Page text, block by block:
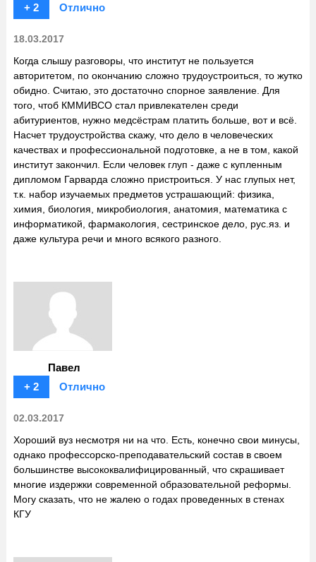
+ 2
Отлично
18.03.2017
Когда слышу разговоры, что институт не пользуется
авторитетом, по окончанию сложно трудоустроиться, то жутко
обидно. Считаю, это достаточно спорное заявление. Для
того, чтоб КММИВСО стал привлекателен среди
абитуриентов, нужно медсёстрам платить больше, вот и всё.
Насчет трудоустройства скажу, что дело в человеческих
качествах и профессиональной подготовке, а не в том, какой
институт закончил. Если человек глуп - даже с купленным
дипломом Гарварда сложно пристроиться. У нас глупых нет,
т.к. набор изучаемых предметов устрашающий: физика,
химия, биология, микробиология, анатомия, математика с
информатикой, фармакология, сестринское дело, рус.яз. и
даже культура речи и много всякого разного.
Павел
+ 2
Отлично
02.03.2017
Хороший вуз несмотря ни на что. Есть, конечно свои минусы,
однако профессорско-преподавательский состав в своем
большинстве высококвалифицированный, что скрашивает
многие издержки современной образовательной реформы.
Могу сказать, что не жалею о годах проведенных в стенах
КГУ